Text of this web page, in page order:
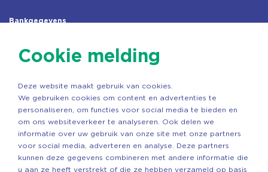
Bankgegevens
Rek.nr: NL85RABO0127579230
Copyright ©2026 Vechtgenoten
Ontwerp: StandOut Reclame
Cookie melding
Deze website maakt gebruik van cookies.
We gebruiken cookies om content en advertenties te
personaliseren, om functies voor social media te bieden en
om ons websiteverkeer te analyseren. Ook delen we
informatie over uw gebruik van onze site met onze partners
voor social media, adverteren en analyse. Deze partners
kunnen deze gegevens combineren met andere informatie die
u aan ze heeft verstrekt of die ze hebben verzameld op basis